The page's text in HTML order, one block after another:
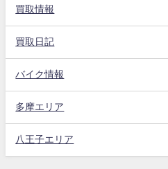
買取情報
買取日記
バイク情報
多摩エリア
八王子エリア